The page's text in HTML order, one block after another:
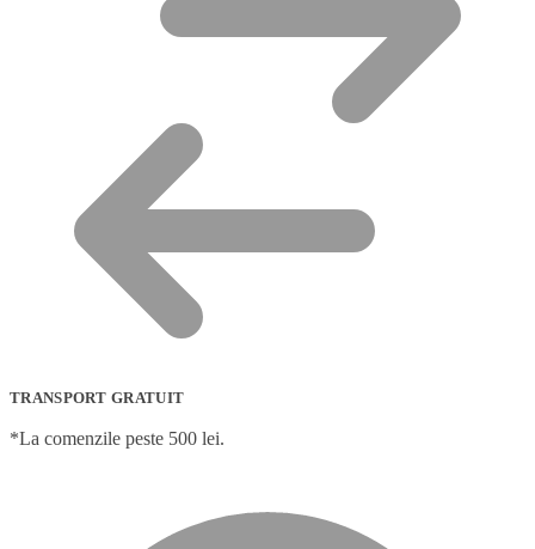
TRANSPORT GRATUIT
*La comenzile peste 500 lei.